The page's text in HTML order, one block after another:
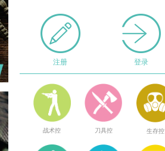
注册 登录
战术控 刀具控 生存控